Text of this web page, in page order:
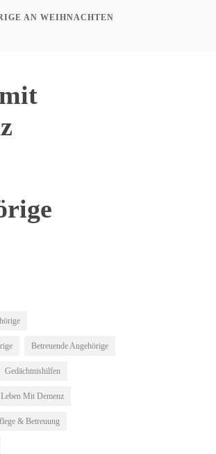
AN WEIHNACHTEN
Betreuende Angehörige
Gedächtnishilfen
Leben Mit Demenz
& Betreuung